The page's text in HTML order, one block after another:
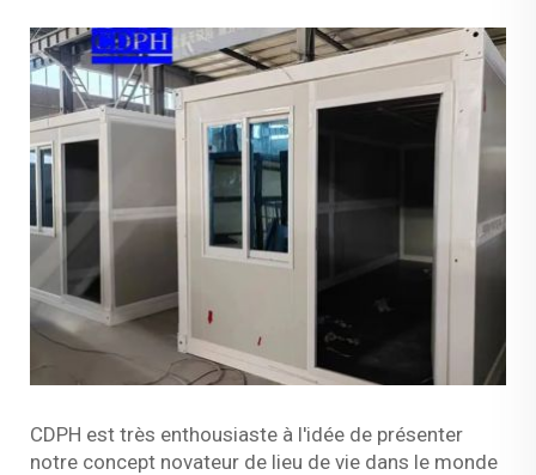
CDPH est très enthousiaste à l'idée de présenter
notre concept novateur de lieu de vie dans le monde